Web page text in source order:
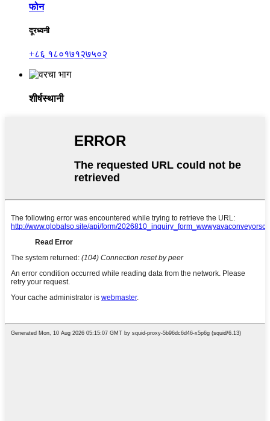
फोन
दूरध्वनी
+८६ १८०१७१२७५०२
शीर्षस्थानी